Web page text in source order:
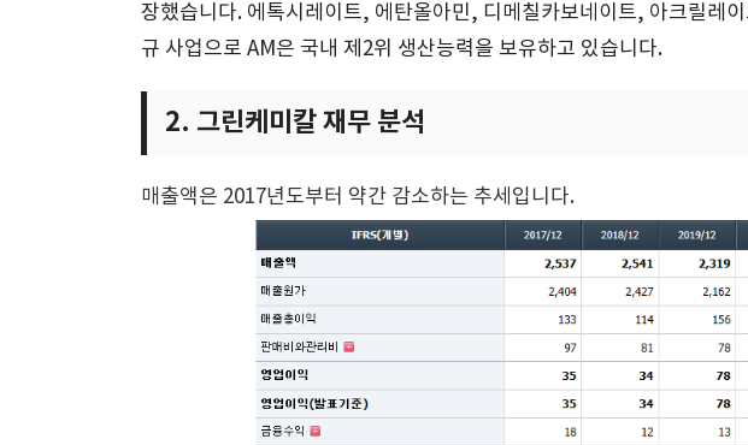
장했습니다. 에톡시레이트, 에탄올아민, 디메칠카보네이트, 아크릴레
규 사업으로 AM은 국내 제2위 생산능력을 보유하고 있습니다.
2. 그린케미칼 재무 분석
매출액은 2017년도부터 약간 감소하는 추세입니다.